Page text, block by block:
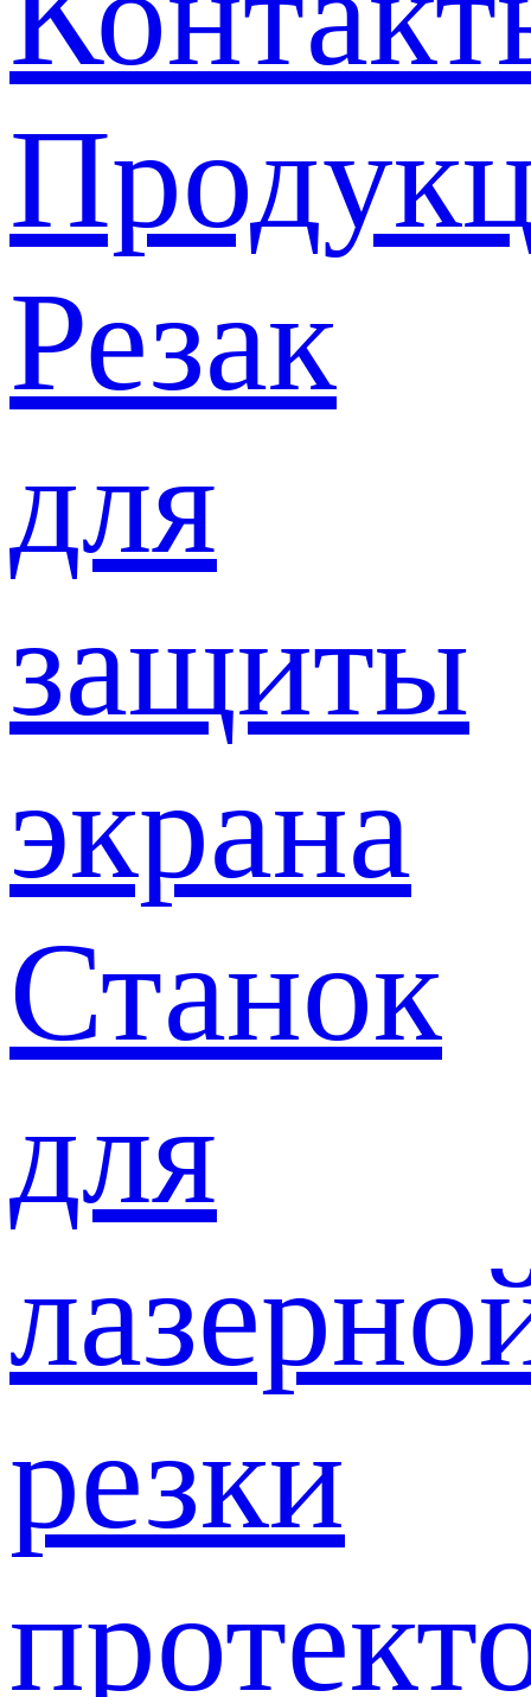
Резак
для
защиты
экрана
Станок
для
резки